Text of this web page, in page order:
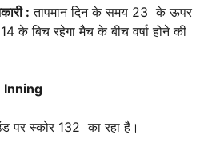
: तापमान दिन के समय 23 के ऊपर
के बिच रहेगा मैच के बीच वर्षा होने की
पर स्कोर 132 का रहा है।